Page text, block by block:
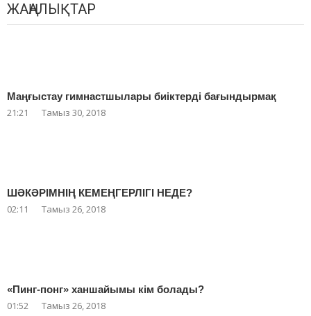
ЖАҢАЛЫҚТАР
Маңғыстау гимнастшылары биіктерді бағындырмақ
21:21 Тамыз 30, 2018
ШӘКӘРІМНІҢ КЕМЕҢГЕРЛІГІ НЕДЕ?
02:11 Тамыз 26, 2018
«Пинг-понг» ханшайымы кім болады?
01:52 Тамыз 26, 2018